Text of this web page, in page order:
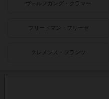
ヴォルフガング・クラマー
フリードマン・フリーゼ
クレメンス・フランツ